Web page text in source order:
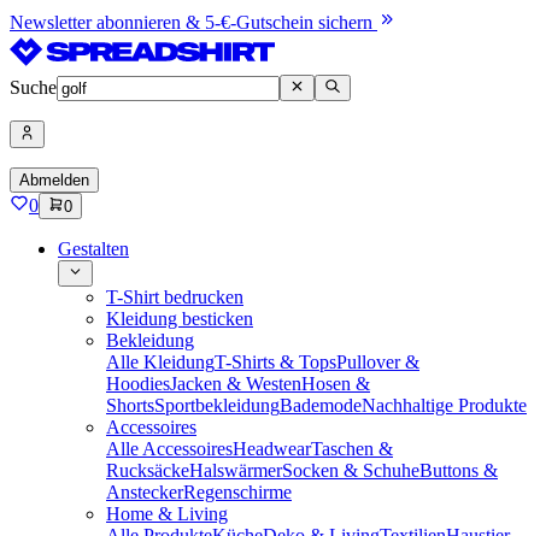
Newsletter abonnieren & 5-€-Gutschein sichern
Suche
Abmelden
0 0
Gestalten
T-Shirt bedrucken
Kleidung besticken
Bekleidung
Alle KleidungT-Shirts & TopsPullover &
HoodiesJacken & WestenHosen &
ShortsSportbekleidungBademodeNachhaltige Produkte
Accessoires
Alle AccessoiresHeadwearTaschen &
RucksäckeHalswärmerSocken & SchuheButtons &
AnsteckerRegenschirme
Home & Living